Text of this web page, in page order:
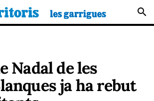
search
Nadal de les
ja ha rebut